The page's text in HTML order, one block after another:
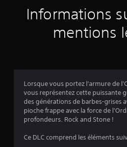
Informations
mentions
Lorsque vous portez l'armure de
vous représentez cette puissante
des générations de barbes-grises
pioche frappe avec la force de
profondeurs. Rock and Stone !
Ce DLC comprend les éléments